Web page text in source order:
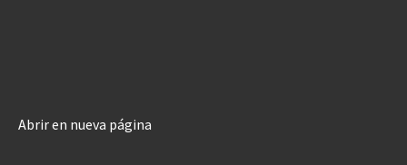
Abrir en nueva página